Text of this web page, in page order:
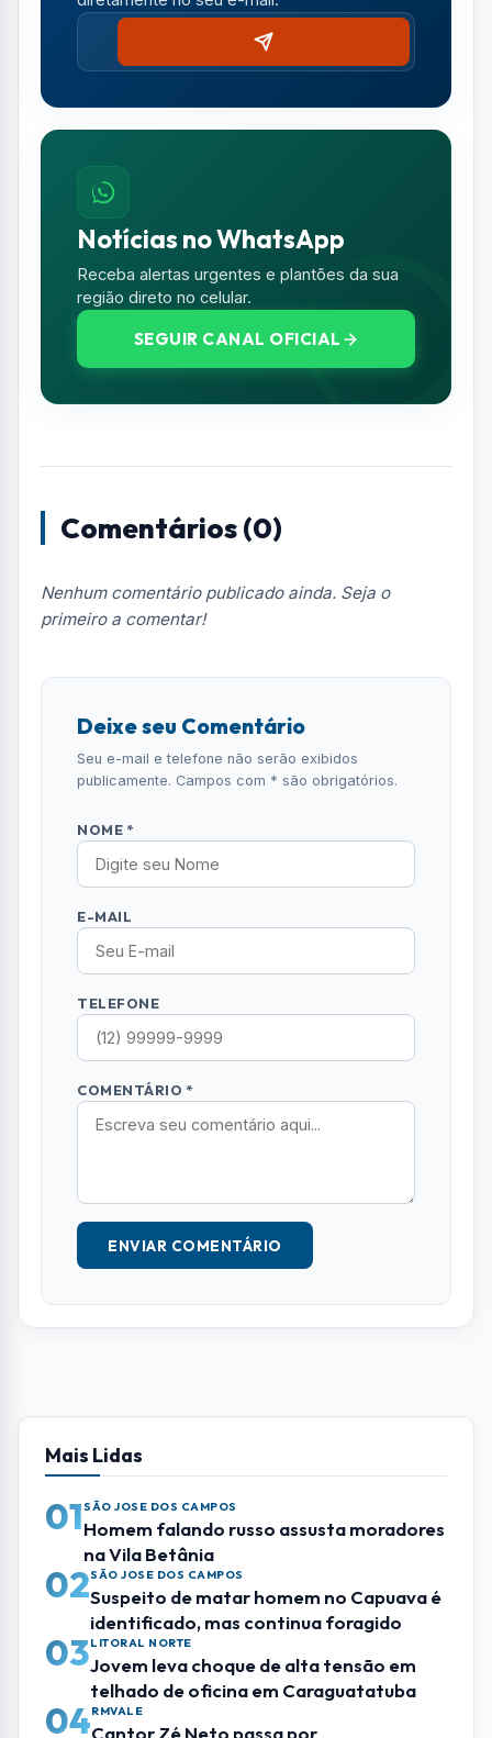
Notícias no WhatsApp
Receba alertas urgentes e plantões da sua
região direto no celular.
SEGUIR CANAL OFICIAL
Comentários (0)
Nenhum comentário publicado ainda. Seja o
primeiro a comentar!
Deixe seu Comentário
Seu e-mail e telefone não serão exibidos
publicamente. Campos com * são obrigatórios.
NOME *
E-MAIL
TELEFONE
COMENTÁRIO *
ENVIAR COMENTÁRIO
Mais Lidas
01SÃO JOSE DOS CAMPOS
Homem falando russo assusta moradores
na Vila Betânia
02SÃO JOSE DOS CAMPOS
Suspeito de matar homem no Capuava é
identificado, mas continua foragido
03LITORAL NORTE
Jovem leva choque de alta tensão em
telhado de oficina em Caraguatatuba
04RMVALE